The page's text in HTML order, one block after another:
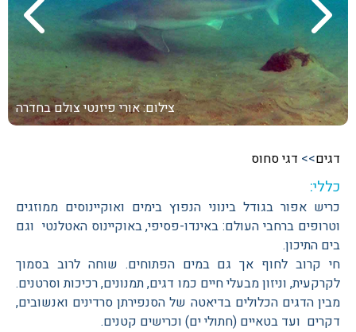
צילום: אורי פיזנטיצולם בחדרה
דגים>> דגי סחוס
כללי:
כריש אפור בגודל בינוני הנפוץ בימים ואוקיינוסים ממוזגים
וטרופים ברחבי העולם: באינדו-פסיפי, באוקיינוס האטלנטי וגם
בים התיכון.
חי קרוב לחוף אך גם במים הפתוחים. שוחה לרוב בסמוך
לקרקעית, וניזון מבעלי חיים כמו דגים, תמנונים, רכיכות וסרטנים.
מבין הדגים הכלולים בדיאטה של הסנפירתן סרדינים ואנשובים,
דקרים ועד בטאיים (חתולי ים) וכרישים קטנים.